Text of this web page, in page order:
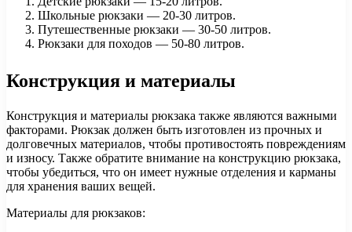
Школьные рюкзаки — 20-30 литров.
Путешественные рюкзаки — 30-50 литров.
Рюкзаки для походов — 50-80 литров.
Конструкция и материалы
Конструкция и материалы рюкзака также являются важными
факторами. Рюкзак должен быть изготовлен из прочных и
долговечных материалов, чтобы противостоять повреждениям
и износу. Также обратите внимание на конструкцию рюкзака,
чтобы убедиться, что он имеет нужные отделения и карманы
для хранения ваших вещей.
Материалы для рюкзаков: